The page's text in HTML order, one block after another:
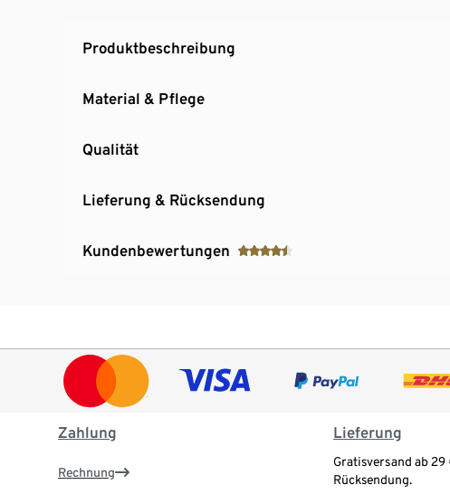
Produktbeschreibung
Material & Pflege
Qualität
Lieferung & Rücksendung
Kundenbewertungen
Zahlung
Rechnung
Lieferung
Gratisversand ab 29
Rücksendung.